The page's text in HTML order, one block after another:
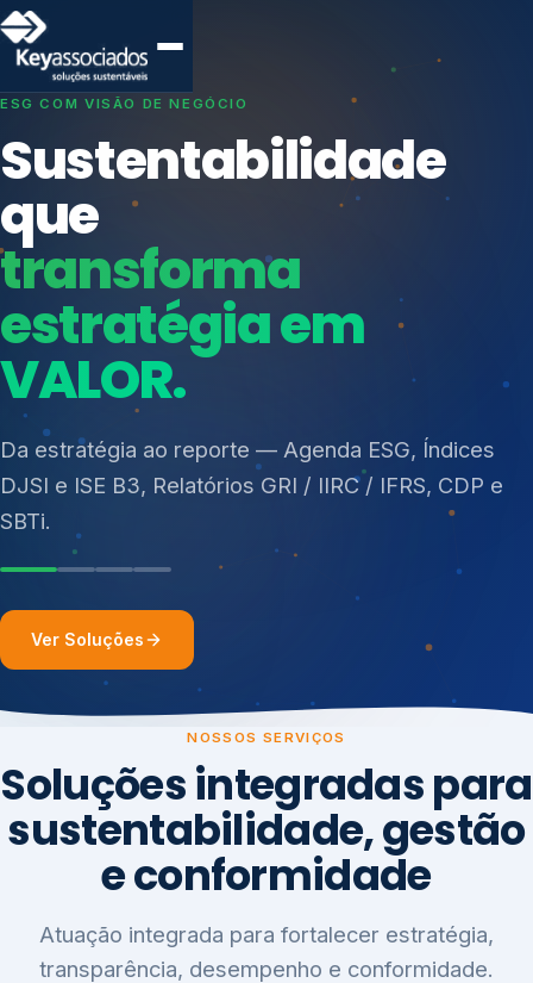
SISTEMAS DE GESTÃO OTIMIZADOS E INTEGRADOS
Conformidade que
protege seu
negócio.
Consultoria, auditoria e treinamentos em ISO 27001,
ISO 27701, ISO 42001, ISO 37001, ISO 9001, ISO
14001, ISO 45001, ONA e PNQ — Gestão de
resíduos sólidos (PGRS/PMGRS).
Índices de Mercado
Mudanças Climáticas
Reputação e Cadeia
Reporte Regulatório
Ver Soluções
NOSSOS SERVIÇOS
Soluções integradas para
sustentabilidade, gestão
e conformidade
Atuação integrada para fortalecer estratégia,
transparência, desempenho e conformidade.